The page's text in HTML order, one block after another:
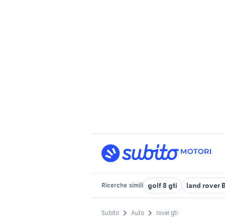
Ricerche simili golf 8 gti land rover
Subito Auto rover gti